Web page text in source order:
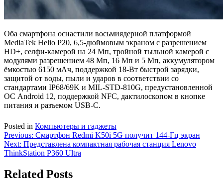
Оба смартфона оснастили восьмиядерной платформой
MediaTek Helio P20, 6,5-дюймовым экраном с разрешением
HD+, селфи-камерой на 24 Мп, тройной тыльной камерой с
модулями разрешением 48 Мп, 16 Мп и 5 Мп, аккумулятором
ёмкостью 6150 мАч, поддержкой 18-Вт быстрой зарядки,
защитой от воды, пыли и ударов в соответствии со
стандартами IP68/69K и MIL-STD-810G, предустановленной
ОС Android 12, поддержкой NFC, дактилоскопом в кнопке
питания и разъемом USB-C.
Posted in Компьютеры и гаджеты
Навигация
по
Previous: Смартфон Redmi K50i 5G получит 144-Гц экран
Next: Представлена компактная рабочая станция Lenovo
ThinkStation P360 Ultra
Related Posts